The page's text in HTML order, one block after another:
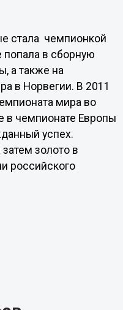
стала чемпионкой
попала в сборную
а также на
в Норвегии. В 2011
мира во
в чемпионате Европы
успех.
золото в
российского